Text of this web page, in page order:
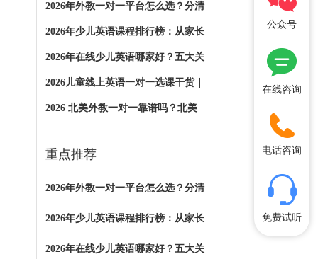
2026年外教一对一平台怎么选？分清
2026年少儿英语课程排行榜：从家长
2026年在线少儿英语哪家好？五大关
2026儿童线上英语一对一选课干货｜
2026 北美外教一对一靠谱吗？北美
重点推荐
2026年外教一对一平台怎么选？分清
2026年少儿英语课程排行榜：从家长
2026年在线少儿英语哪家好？五大关
公众号
在线咨询
电话咨询
免费试听